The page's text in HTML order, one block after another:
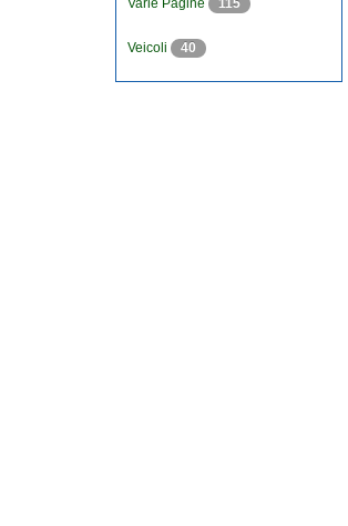
Varie Pagine 115
Veicoli 40